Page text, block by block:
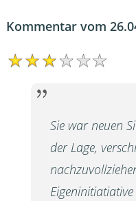
Kommentar vom
Sie war neuen
der Lage,